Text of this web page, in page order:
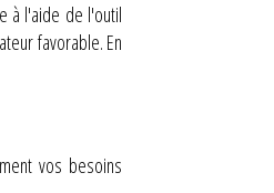
à l'aide de l'outil
favorable. En
vos besoins